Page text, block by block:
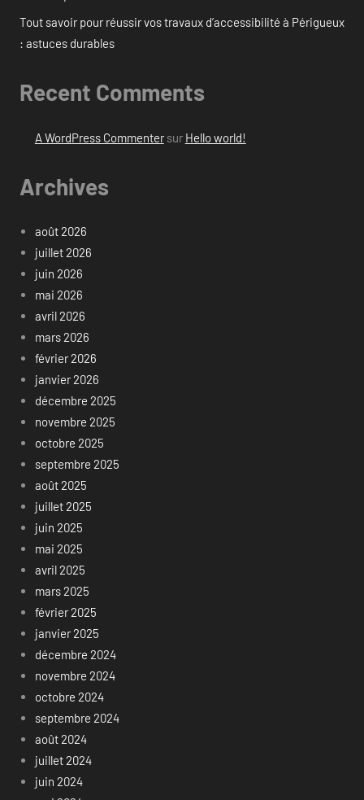
Tout savoir pour réussir vos travaux d’accessibilité à Périgueux
: astuces durables
Recent Comments
A WordPress Commentersur Hello world!
Archives
août 2026
juillet 2026
juin 2026
mai 2026
avril 2026
mars 2026
février 2026
janvier 2026
décembre 2025
novembre 2025
octobre 2025
septembre 2025
août 2025
juillet 2025
juin 2025
mai 2025
avril 2025
mars 2025
février 2025
janvier 2025
décembre 2024
novembre 2024
octobre 2024
septembre 2024
août 2024
juillet 2024
juin 2024